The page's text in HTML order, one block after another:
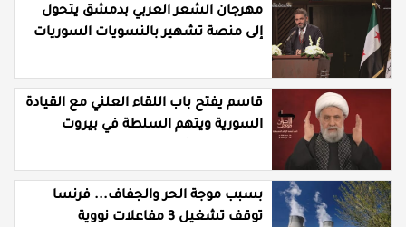
مهرجان الشعر العربي بدمشق يتحول
إلى منصة تشهير بالنسويات السوريات
قاسم يفتح باب اللقاء العلني مع القيادة
السورية ويتهم السلطة في بيروت
بسبب موجة الحر والجفاف... فرنسا
توقف تشغيل 3 مفاعلات نووية